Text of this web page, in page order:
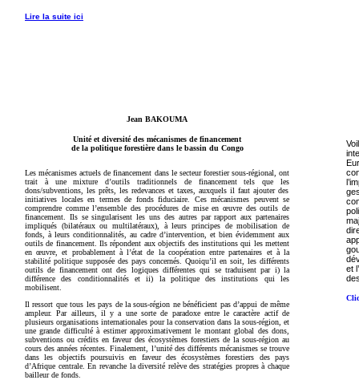
Lire la suite ici
Jean BAKOUMA
Unité et diversité des mécanismes de financement
de la politique forestière dans le bassin du Congo
Les mécanismes actuels de financement dans le secteur forestier sous-régional, ont
trait à une mixture d’outils traditionnels de financement tels que les
dons/subventions, les prêts, les redevances et taxes, auxquels il faut ajouter des
initiatives locales en termes de fonds fiduciaire. Ces mécanismes peuvent se
comprendre comme l’ensemble des procédures de mise en œuvre des outils de
financement. Ils se singularisent les uns des autres par rapport aux partenaires
impliqués (bilatéraux ou multilatéraux), à leurs principes de mobilisation de
fonds, à leurs conditionnalités, au cadre d’intervention, et bien évidemment aux
outils de financement. Ils répondent aux objectifs des institutions qui les mettent
en œuvre, et probablement à l’état de la coopération entre partenaires et à la
stabilité politique supposée des pays concernés. Quoiqu’il en soit, les différents
outils de financement ont des logiques différentes qui se traduisent par i) la
différence des conditionnalités et ii) la politique des institutions qui les
mobilisent.
Il ressort que tous les pays de la sous-région ne bénéficient pas d’appui de même
ampleur. Par ailleurs, il y a une sorte de paradoxe entre le caractère actif de
plusieurs organisations internationales pour la conservation dans la sous-région, et
une grande difficulté à estimer approximativement le montant global des dons,
subventions ou crédits en faveur des écosystèmes forestiers de la sous-région au
cours des années récentes. Finalement, l’unité des différents mécanismes se trouve
dans les objectifs poursuivis en faveur des écosystèmes forestiers des pays
d’Afrique centrale. En revanche la diversité relève des stratégies propres à chaque
bailleur de fonds.
et